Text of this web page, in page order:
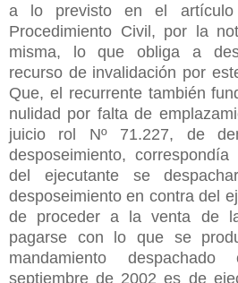
a lo previsto en el
Procedimiento Civil, por la
misma, lo que obliga a
recurso de invalidación por
Que, el recurrente también
nulidad por falta de
juicio rol Nº 71.227, de
desposeimiento,
del ejecutante se
desposeimiento en contra del
de proceder a la venta de
pagarse con lo que se
mandamiento
septiembre de 2002 es de